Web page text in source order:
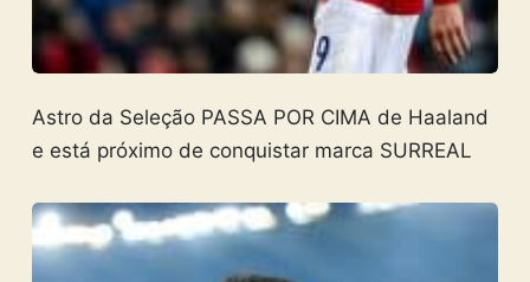
Astro da Seleção PASSA POR CIMA de Haaland
e está próximo de conquistar marca SURREAL